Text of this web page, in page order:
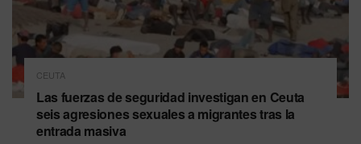
CEUTA
Las fuerzas de seguridad investigan en Ceuta
seis agresiones sexuales a migrantes tras la
entrada masiva